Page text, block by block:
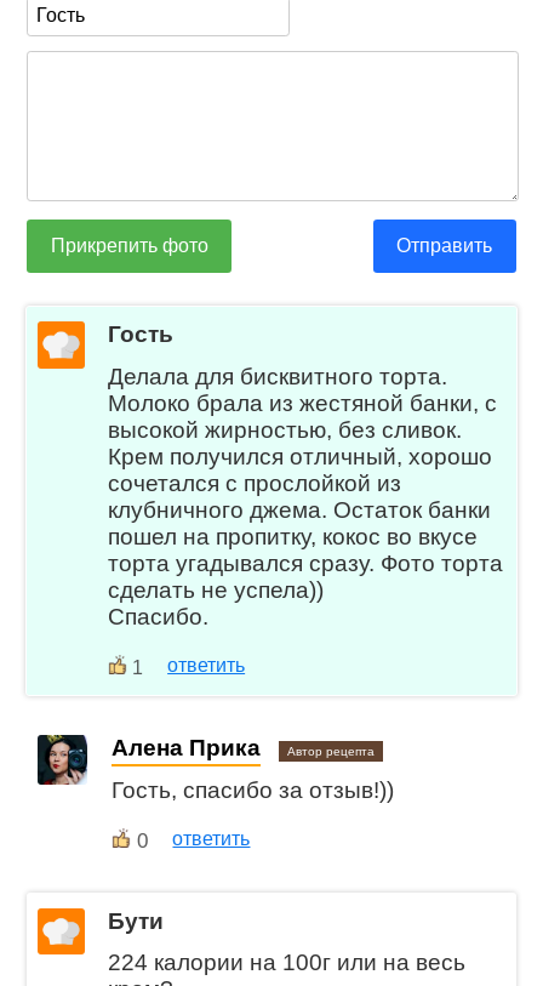
Прикрепить фото Отправить
Гость
Делала для бисквитного торта.
Молоко брала из жестяной банки, с
высокой жирностью, без сливок.
Крем получился отличный, хорошо
сочетался с прослойкой из
клубничного джема. Остаток банки
пошел на пропитку, кокос во вкусе
торта угадывался сразу. Фото торта
сделать не успела))
Спасибо.
1 ответить
Алена Прика Автор рецепта
Гость, спасибо за отзыв!))
0 ответить
Бути
224 калории на 100г или на весь